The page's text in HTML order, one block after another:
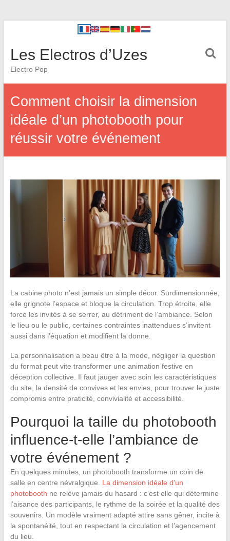
Les Electros d’Uzes
Electro Pop
Comment choisir la dimension
idéale d’un photobooth pour
réussir votre événement
La cabine photo n’est jamais un simple décor. Surdimensionnée,
elle grignote l’espace et bloque la circulation. Trop étroite, elle
force les invités à se serrer, au détriment de l’ambiance. Selon
le lieu ou le public, certaines contraintes inattendues s’invitent
aussi dans l’équation et modifient la donne.
La personnalisation a beau être à la mode, négliger la question
du format peut vite transformer une animation festive en
déception collective. Il faut jauger avec soin les caractéristiques
du site, la densité de convives et les envies, pour trouver le juste
compromis entre praticité, convivialité et accessibilité.
Pourquoi la taille du photobooth
influence-t-elle l’ambiance de
votre événement ?
En quelques minutes, un photobooth transforme un coin de
salle en centre névralgique. La dimension idéale d’un
photobooth ne relève jamais du hasard : c’est elle qui détermine
l’aisance des participants, le rythme de la soirée et la qualité des
souvenirs. Un modèle vraiment adapté attire sans gêner, incite à
la spontanéité, tout en respectant la circulation et l’agencement
du lieu.